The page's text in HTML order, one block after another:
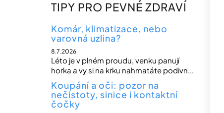
TIPY PRO PEVNÉ ZDRAVÍ
Komár, klimatizace, nebo
varovná uzlina?
8.7.2026
Léto je v plném proudu, venku panují
horka a vy si na krku nahmatáte podivn...
Koupání a oči: pozor na
nečistoty, sinice i kontaktní
čočky